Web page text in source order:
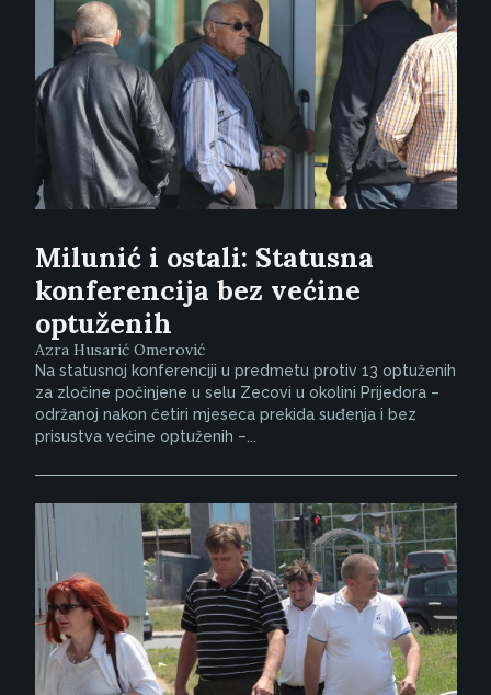
Milunić i ostali: Statusna
konferencija bez većine
optuženih
Azra Husarić Omerović
Na statusnoj konferenciji u predmetu protiv 13 optuženih
za zločine počinjene u selu Zecovi u okolini Prijedora –
održanoj nakon četiri mjeseca prekida suđenja i bez
prisustva većine optuženih –...